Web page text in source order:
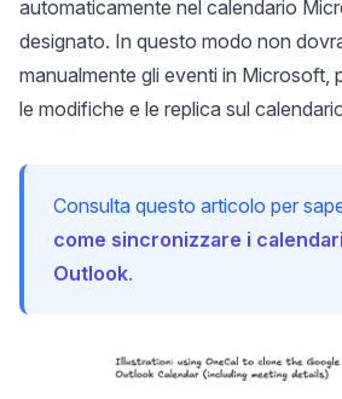
automaticamente nel calendario
designato. In questo modo non
manualmente gli eventi in Microsoft,
le modifiche e le replica sul
Consulta questo articolo per
come sincronizzare i
Outlook.